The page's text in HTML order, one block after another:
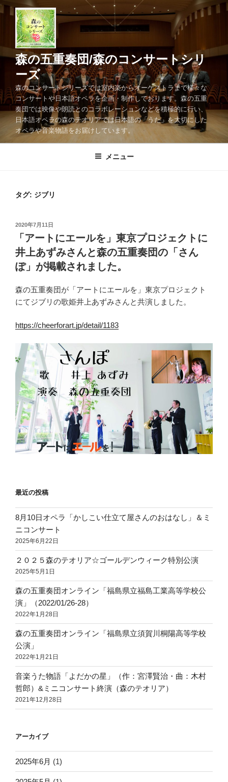
コ
ツ
キ
ッ
プ
森の五重奏団/森のコンサートシリ
ーズ
森のコンサートシリーズでは室内楽からオーケストラまで様々な
コンサートや日本語オペラを企画・制作しております。森の五重
奏団では映像や朗読とのコラボレーションなどを積極的に行い、
日本語オペラの森のテオリアでは日本語の「うた」を大切にした
オペラや音楽物語をお届けしています。
メニュー
タグ: ジブリ
投
2020年7月11日
「アートにエールを」東京プロジェクトに
井上あずみさんと森の五重奏団の「さん
ぽ」が掲載されました。
森の五重奏団が「アートにエールを」東京プロジェクト
にてジブリの歌姫井上あずみさんと共演しました。
https://cheerforart.jp/detail/1183
最近の投稿
8月10日オペラ「かしこい仕立て屋さんのおはなし」＆ミ
ニコンサート
2025年6月22日
２０２５森のテオリア☆ゴールデンウィーク特別公演
2025年5月1日
森の五重奏団オンライン「福島県立福島工業高等学校公
演」（2022/01/26-28）
2022年1月28日
森の五重奏団オンライン「福島県立須賀川桐陽高等学校
公演」
2022年1月21日
音楽うた物語「よだかの星」（作：宮澤賢治・曲：木村
哲郎）&ミニコンサート終演（森のテオリア）
2021年12月28日
アーカイブ
2025年6月 (1)